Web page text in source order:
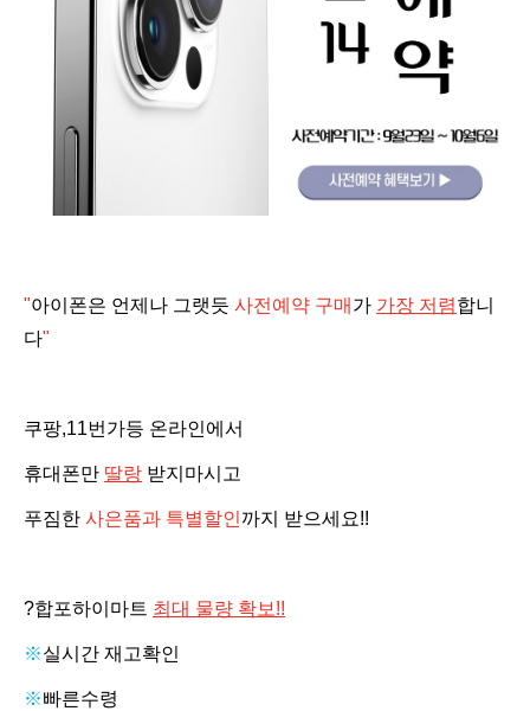
"아이폰은 언제나 그랫듯 사전예약 구매 가 가장 저렴합니
다"
쿠팡,11번가등 온라인에서
휴대폰만 딸랑 받지마시고
푸짐한 사은품과 특별할인까지 받으세요!!
?합포하이마트 ​ 최대 물량 확보!!
※실시간 재고확인
※빠른수령